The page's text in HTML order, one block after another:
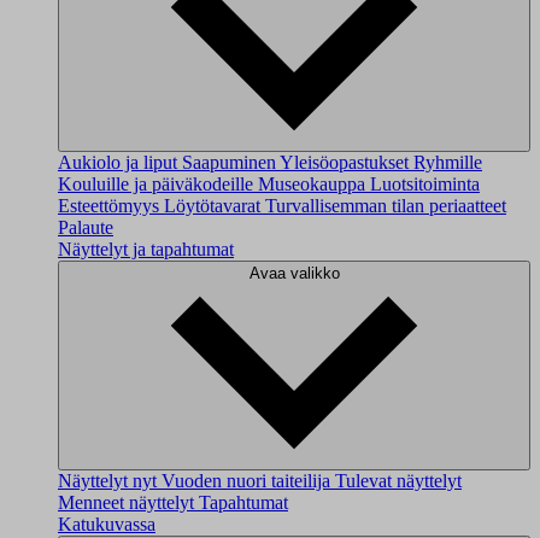
Aukiolo ja liput Saapuminen Yleisöopastukset Ryhmille
Kouluille ja päiväkodeille Museokauppa Luotsitoiminta
Esteettömyys Löytötavarat Turvallisemman tilan periaatteet
Palaute
Näyttelyt ja tapahtumat
Avaa valikko
Näyttelyt nyt Vuoden nuori taiteilija Tulevat näyttelyt
Menneet näyttelyt Tapahtumat
Katukuvassa